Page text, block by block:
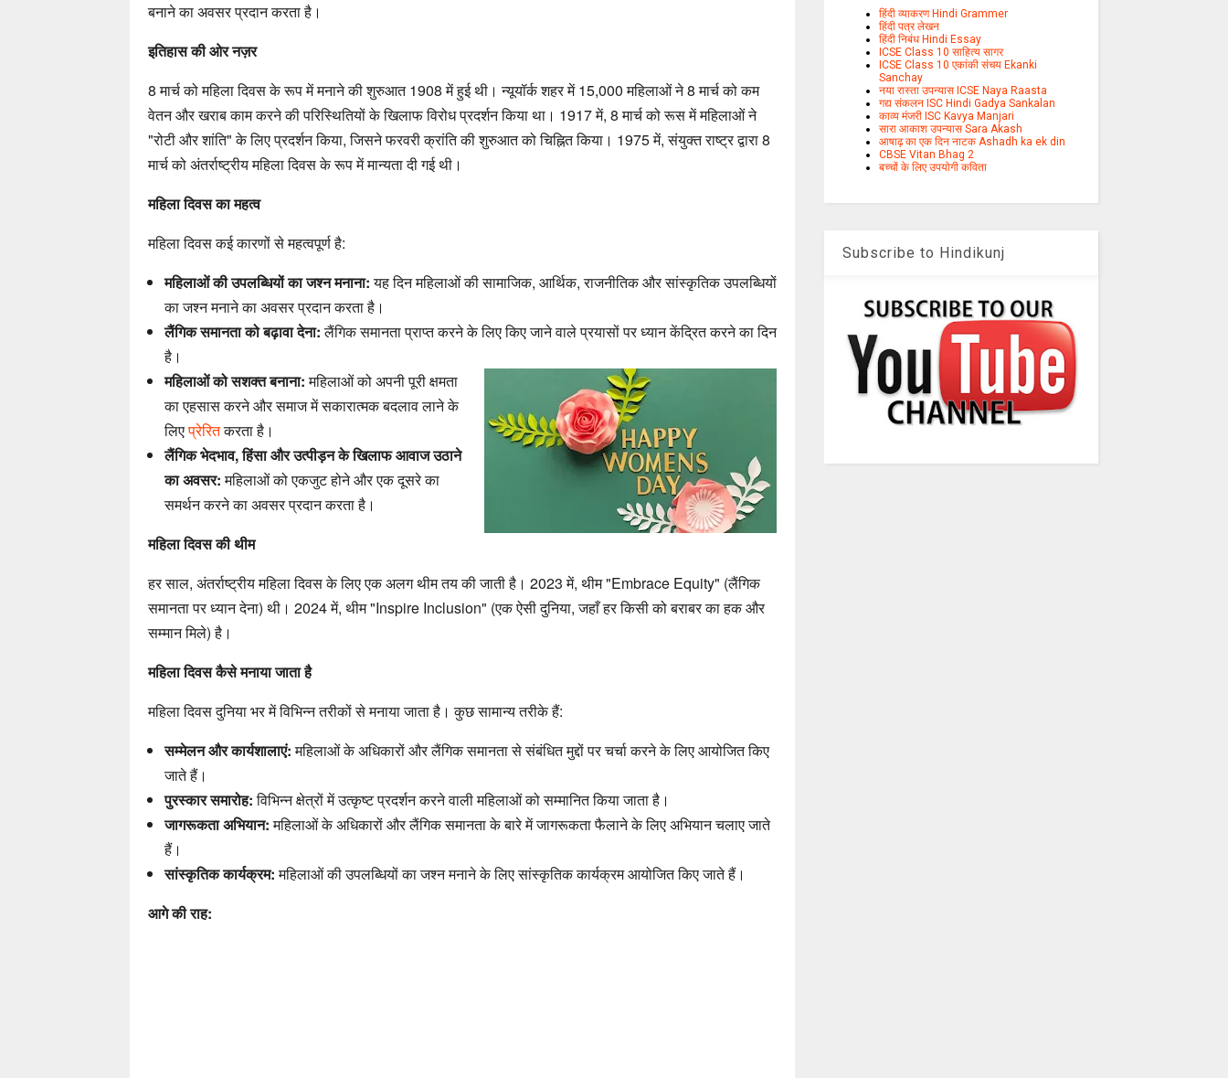
बनाने का अवसर प्रदान करता है।
इतिहास की ओर नज़र
8 मार्च को महिला दिवस के रूप में मनाने की शुरुआत 1908 में हुई थी। न्यूयॉर्क शहर में 15,000 महिलाओं ने 8 मार्च को कम
वेतन और खराब काम करने की परिस्थितियों के खिलाफ विरोध प्रदर्शन किया था। 1917 में, 8 मार्च को रूस में महिलाओं ने
"रोटी और शांति" के लिए प्रदर्शन किया, जिसने फरवरी क्रांति की शुरुआत को चिह्नित किया। 1975 में, संयुक्त राष्ट्र द्वारा 8
मार्च को अंतर्राष्ट्रीय महिला दिवस के रूप में मान्यता दी गई थी।
महिला दिवस का महत्व
महिला दिवस कई कारणों से महत्वपूर्ण है:
महिलाओं की उपलब्धियों का जश्न मनाना:यह दिन महिलाओं की सामाजिक, आर्थिक, राजनीतिक और सांस्कृतिक उपलब्धियों
का जश्न मनाने का अवसर प्रदान करता है।
लैंगिक समानता को बढ़ावा देना:लैंगिक समानता प्राप्त करने के लिए किए जाने वाले प्रयासों पर ध्यान केंद्रित करने का दिन
है।
महिलाओं को सशक्त बनाना:महिलाओं को अपनी पूरी क्षमता
का एहसास करने और समाज में सकारात्मक बदलाव लाने के
लिएप्रेरितकरता है।
लैंगिक भेदभाव, हिंसा और उत्पीड़न के खिलाफ आवाज उठाने
का अवसर:महिलाओं को एकजुट होने और एक दूसरे का
समर्थन करने का अवसर प्रदान करता है।
महिला दिवस की थीम
हर साल, अंतर्राष्ट्रीय महिला दिवस के लिए एक अलग थीम तय की जाती है। 2023 में, थीम "Embrace Equity" (लैंगिक
समानता पर ध्यान देना) थी। 2024 में, थीम "Inspire Inclusion" (एक ऐसी दुनिया, जहाँ हर किसी को बराबर का हक और
सम्मान मिले) है।
महिला दिवस कैसे मनाया जाता है
महिला दिवस दुनिया भर में विभिन्न तरीकों से मनाया जाता है। कुछ सामान्य तरीके हैं:
सम्मेलन और कार्यशालाएं:महिलाओं के अधिकारों और लैंगिक समानता से संबंधित मुद्दों पर चर्चा करने के लिए आयोजित किए
जाते हैं।
पुरस्कार समारोह:विभिन्न क्षेत्रों में उत्कृष्ट प्रदर्शन करने वाली महिलाओं को सम्मानित किया जाता है।
जागरूकता अभियान:महिलाओं के अधिकारों और लैंगिक समानता के बारे में जागरूकता फैलाने के लिए अभियान चलाए जाते
हैं।
सांस्कृतिक कार्यक्रम:महिलाओं की उपलब्धियों का जश्न मनाने के लिए सांस्कृतिक कार्यक्रम आयोजित किए जाते हैं।
आगे की राह:
हिंदी व्याकरण Hindi Grammer
हिंदी पत्र लेखन
हिंदी निबंध Hindi Essay
ICSE Class 10 साहित्य सागर
ICSE Class 10 एकांकी संचय Ekanki
Sanchay
नया रास्ता उपन्यास ICSE Naya Raasta
गद्य संकलन ISC Hindi Gadya Sankalan
काव्य मंजरी ISC Kavya Manjari
सारा आकाश उपन्यास Sara Akash
आषाढ़ का एक दिन नाटक Ashadh ka ek din
CBSE Vitan Bhag 2
बच्चों के लिए उपयोगी कविता
Subscribe to Hindikunj